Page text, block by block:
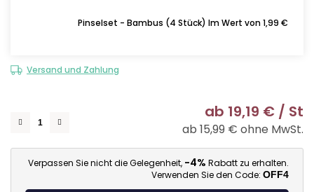
Pinselset - Bambus (4 Stück) Im Wert von 1,99 €
Versand und Zahlung
ab 19,19 € / St
ab 15,99 € ohne MwSt.
Verpassen Sie nicht die Gelegenheit, -4% Rabatt zu erhalten.
Verwenden Sie den Code: OFF4